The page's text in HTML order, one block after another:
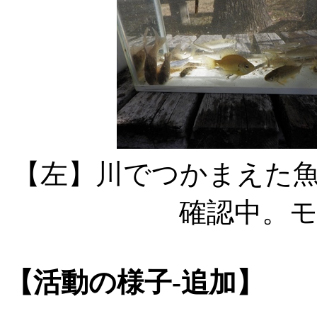
【左】川でつかまえ
確認中。
【活動の様子-追加】